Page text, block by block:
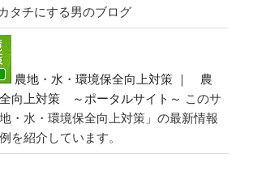
タチにする男のブログ
農地・水・環境保全向上対策 ｜ 農
向上対策 ～ポータルサイト～ このサ
・水・環境保全向上対策」の最新情報
を紹介しています。